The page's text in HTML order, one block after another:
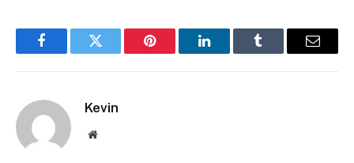
FacebookTwitter Pinterest LinkedInTumblr Email
Kevin
Website